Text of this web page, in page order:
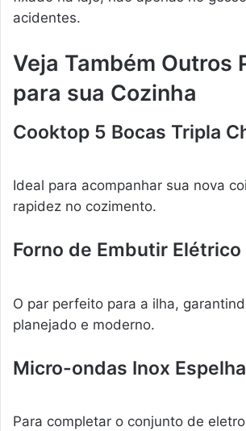
acidentes.
Veja Também Outros
para sua Cozinha
Cooktop 5 Bocas Tripla
Ideal para acompanhar sua nova
rapidez no cozimento.
Forno de Embutir Elétrico
O par perfeito para a ilha,
planejado e moderno.
Micro-ondas Inox
Para completar o conjunto de